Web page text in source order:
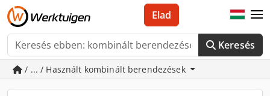
Keresés
Elad
/ ... / Használt kombinált berendezések